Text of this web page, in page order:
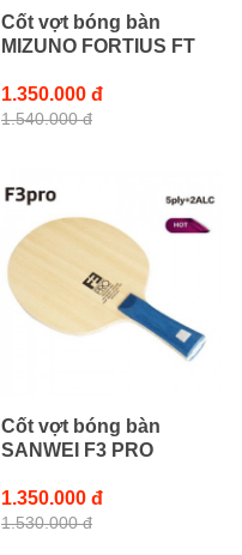
Cốt vợt bóng bàn
MIZUNO FORTIUS FT
1.350.000 đ
1.540.000 đ
Cốt vợt bóng bàn
SANWEI F3 PRO
1.350.000 đ
1.530.000 đ